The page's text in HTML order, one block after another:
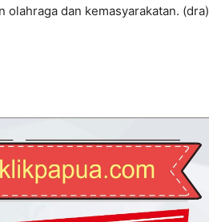
dan kemasyarakatan. (dra)